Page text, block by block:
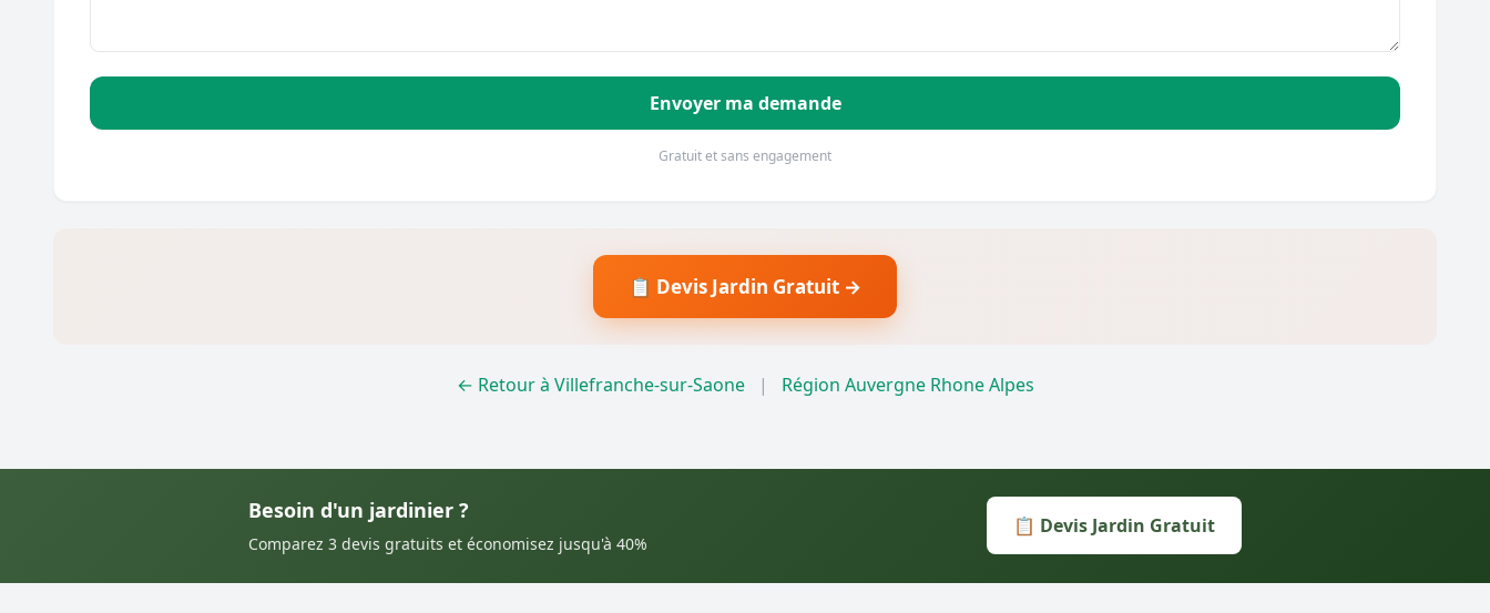
Envoyer ma demande
Gratuit et sans engagement
📋 Devis Jardin Gratuit →
← Retour à Villefranche-sur-Saone | Région Auvergne Rhone Alpes
Besoin d'un jardinier ?
Comparez 3 devis gratuits et économisez jusqu'à 40%
📋 Devis Jardin Gratuit